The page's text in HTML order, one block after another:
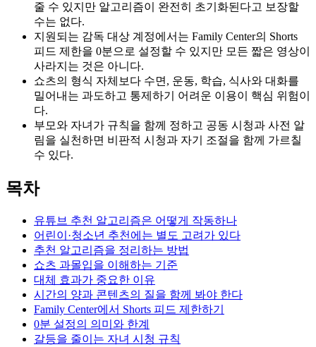
줄 수 있지만 알고리즘이 완전히 초기화된다고 보장할
수는 없다.
지원되는 감독 대상 계정에서는 Family Center의 Shorts
피드 제한을 0분으로 설정할 수 있지만 모든 짧은 영상이
사라지는 것은 아니다.
쇼츠의 형식 자체보다 수면, 운동, 학습, 식사와 대화를
밀어내는 과도하고 통제하기 어려운 이용이 핵심 위험이
다.
부모와 자녀가 규칙을 함께 정하고 공동 시청과 사전 알
림을 실천하면 비판적 시청과 자기 조절을 함께 가르칠
수 있다.
목차
유튜브 추천 알고리즘은 어떻게 작동하나
어린이·청소년 추천에는 별도 고려가 있다
추천 알고리즘을 정리하는 방법
쇼츠 과몰입을 이해하는 기준
대체 효과가 중요한 이유
시간의 양과 콘텐츠의 질을 함께 봐야 한다
Family Center에서 Shorts 피드 제한하기
0분 설정의 의미와 한계
갈등을 줄이는 자녀 시청 규칙